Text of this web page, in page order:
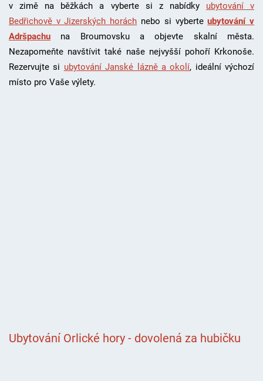
v zimě na běžkách a vyberte si z nabídky ubytování v
Bedřichově v Jizerských horách nebo si vyberteubytování v
Adršpachu
na Broumovsku a objevte skalní města.
Nezapomeňte navštívit také naše nejvyšší pohoří Krkonoše.
Rezervujte si ubytování Janské lázně a okolí, ideální výchozí
místo pro Vaše výlety.
Ubytování Orlické hory - dovolená za hubičku